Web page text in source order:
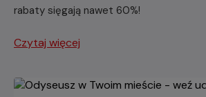
rabaty sięgają nawet 60%!
Czytaj więcej